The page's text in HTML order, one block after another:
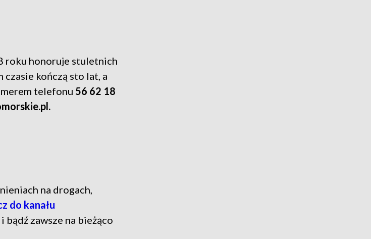
roku honoruje stuletnich
kończą sto lat, a
telefonu 56 62 18
na drogach,
do kanału
bądź zawsze na bieżąco